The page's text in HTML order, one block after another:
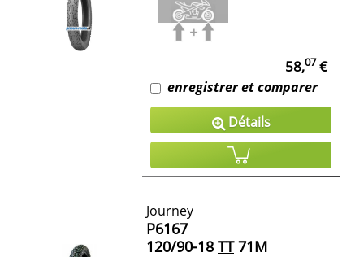
58,07 €
enregistrer et comparer
Détails
Journey
P6167
120/90-18 TT71M